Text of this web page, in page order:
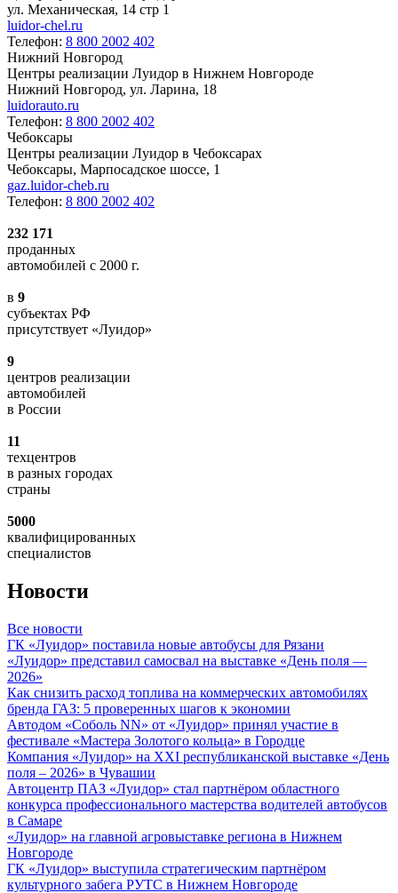
ул. Механическая, 14 стр 1
luidor-chel.ru
Телефон: 8 800 2002 402
Нижний Новгород
Центры реализации Луидор в Нижнем Новгороде
Нижний Новгород, ул. Ларина, 18
luidorauto.ru
Телефон: 8 800 2002 402
Чебоксары
Центры реализации Луидор в Чебоксарах
Чебоксары, Марпосадское шоссе, 1
gaz.luidor-cheb.ru
Телефон: 8 800 2002 402
232 171
проданных
автомобилей с 2000 г.
в 9
субъектах РФ
присутствует «Луидор»
9
центров реализации
автомобилей
в России
11
техцентров
в разных городах
страны
5000
квалифицированных
специалистов
Новости
Все новости
ГК «Луидор» поставила новые автобусы для Рязани
«Луидор» представил самосвал на выставке «День поля —
2026»
Как снизить расход топлива на коммерческих автомобилях
бренда ГАЗ: 5 проверенных шагов к экономии
Автодом «Соболь NN» от «Луидор» принял участие в
фестивале «Мастера Золотого кольца» в Городце
Компания «Луидор» на XXI республиканской выставке «День
поля – 2026» в Чувашии
Автоцентр ПАЗ «Луидор» стал партнёром областного
конкурса профессионального мастерства водителей автобусов
в Самаре
«Луидор» на главной агровыставке региона в Нижнем
Новгороде
ГК «Луидор» выступила стратегическим партнёром
культурного забега РУТС в Нижнем Новгороде